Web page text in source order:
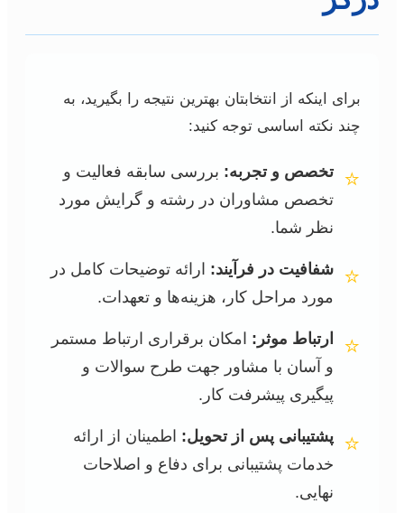
برای اینکه از انتخابتان بهترین نتیجه را بگیرید، به
چند نکته اساسی توجه کنید:
⭐ تخصص و تجربه: بررسی سابقه فعالیت و
تخصص مشاوران در رشته و گرایش مورد
نظر شما.
⭐ شفافیت در فرآیند: ارائه توضیحات کامل در
مورد مراحل کار، هزینه‌ها و تعهدات.
⭐ ارتباط موثر: امکان برقراری ارتباط مستمر
و آسان با مشاور جهت طرح سوالات و
پیگیری پیشرفت کار.
⭐ پشتیبانی پس از تحویل: اطمینان از ارائه
خدمات پشتیبانی برای دفاع و اصلاحات
نهایی.